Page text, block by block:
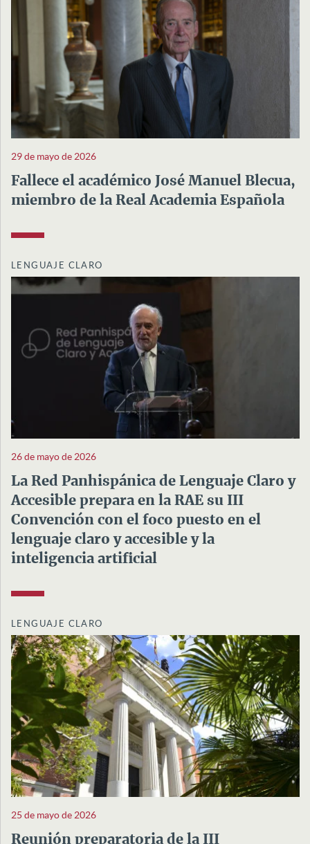
29 de mayo de 2026
Fallece el académico José Manuel Blecua,
miembro de la Real Academia Española
LENGUAJE CLARO
26 de mayo de 2026
La Red Panhispánica de Lenguaje Claro y
Accesible prepara en la RAE su III
Convención con el foco puesto en el
lenguaje claro y accesible y la
inteligencia artificial
LENGUAJE CLARO
25 de mayo de 2026
Reunión preparatoria de la III